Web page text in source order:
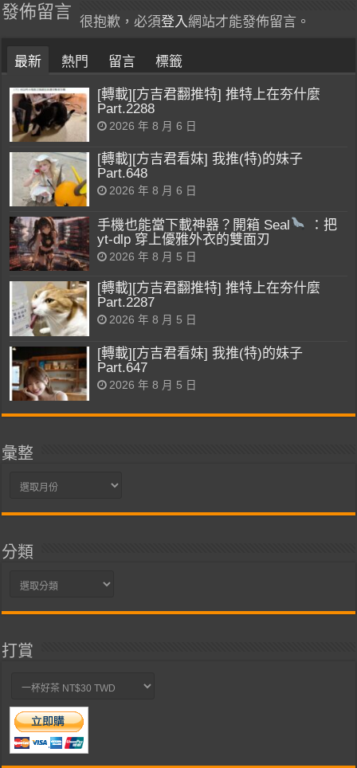
發佈留言
很抱歉，必須登入網站才能發佈留言。
最新 熱門 留言 標籤
[轉載][方吉君翻推特] 推特上在夯什麼
Part.2288
2026 年 8 月 6 日
[轉載][方吉君看妹] 我推(特)的妹子
Part.648
2026 年 8 月 6 日
手機也能當下載神器？開箱 Seal
：把
yt-dlp 穿上優雅外衣的雙面刃
2026 年 8 月 5 日
[轉載][方吉君翻推特] 推特上在夯什麼
Part.2287
2026 年 8 月 5 日
[轉載][方吉君看妹] 我推(特)的妹子
Part.647
2026 年 8 月 5 日
彙整
彙
分類
分
打賞